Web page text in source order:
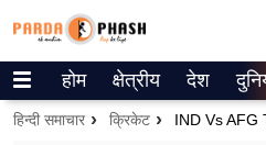
Trending on Google News
होम क्षेत्रीय देश
हिन्दी समाचार क्रिकेट